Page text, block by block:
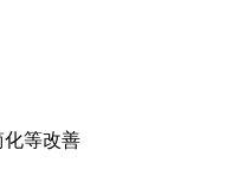
化等改善